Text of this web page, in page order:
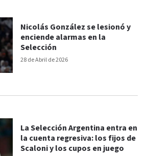
28 de Abril de 2026
Nicolás González se lesionó y
enciende alarmas en la
Selección
La Selección Argentina entra en
la cuenta regresiva: los fijos de
Scaloni y los cupos en juego